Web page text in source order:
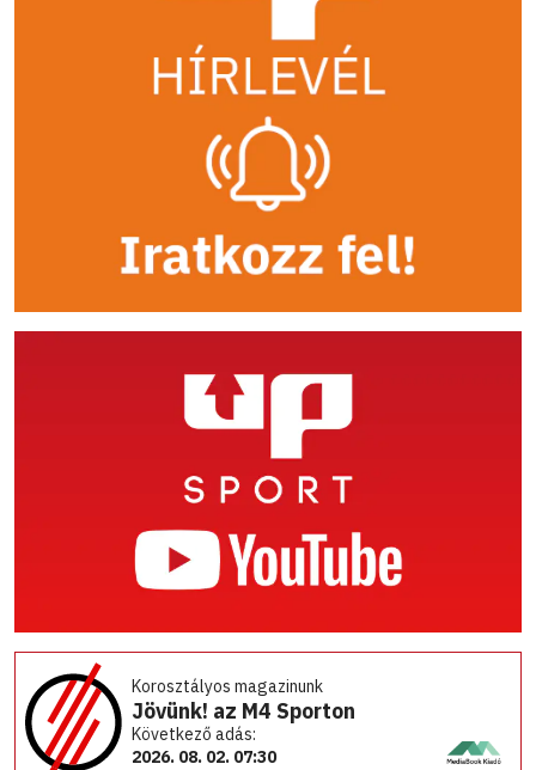
Korosztályos magazinunk
Jövünk! az M4 Sporton
Következő adás:
2026. 08. 02. 07:30